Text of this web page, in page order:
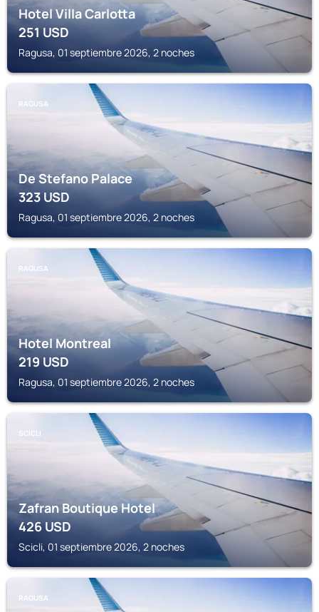
Hotel Villa Carlotta
251USD
Ragusa, 01 septiembre 2026, 2 noches
RAGUSA
De Stefano Palace
323USD
Ragusa, 01 septiembre 2026, 2 noches
RAGUSA
Hotel Montreal
219USD
Ragusa, 01 septiembre 2026, 2 noches
SCICLI
Zafran Boutique Hotel
426USD
Scicli, 01 septiembre 2026, 2 noches
RAGUSA